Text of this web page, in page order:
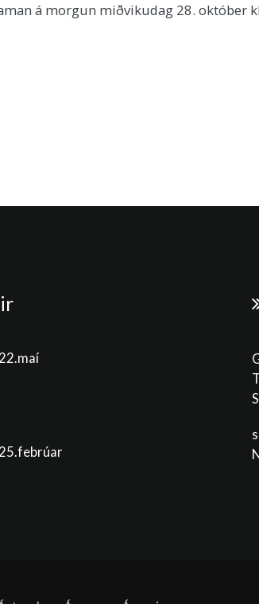
á morgun miðvikudag 28. október